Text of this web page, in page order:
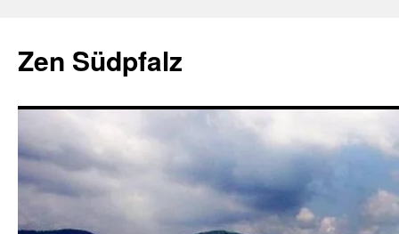
springen
Zen Südpfalz